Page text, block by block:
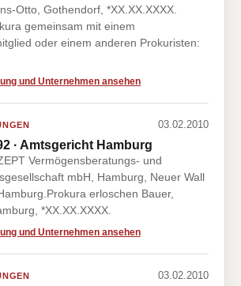
Otto, Gothendorf, *XX.XX.XXXX.
gemeinsam mit einem
oder einem anderen Prokuristen:
und Unternehmen ansehen
03.02.2010
· Amtsgericht Hamburg
Vermögensberatungs- und
mbH, Hamburg, Neuer Wall
erloschen Bauer,
*XX.XX.XXXX.
und Unternehmen ansehen
03.02.2010